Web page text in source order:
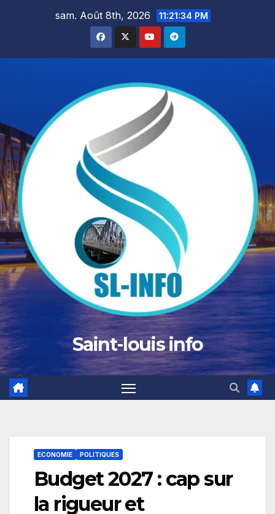
sam. Août 8th, 2026 11:21:35 PM
Saint-louis info
ECONOMIE POLITIQUES
Budget 2027 : cap sur
la rigueur et